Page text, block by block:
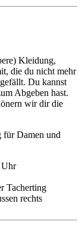
Kleidung,
die du nicht mehr
Du kannst
Abgeben hast.
wir dir die
Damen und
Uhr
Tacherting
rechts